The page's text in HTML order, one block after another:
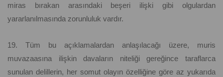
miras bırakan arasındaki beşeri ilişki gibi olgulardan
yararlanılmasında zorunluluk vardır.
19. Tüm bu açıklamalardan anlaşılacağı üzere, muris
muvazaasına ilişkin davaların niteliği gereğince taraflarca
sunulan delillerin, her somut olayın özelliğine göre az yukarıda